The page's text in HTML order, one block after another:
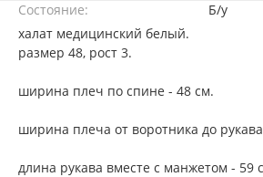
Состояние:
Б/у
халат медицинский белый.
размер 48, рост 3.
ширина плеч по спине - 48 см.
ширина плеча от воротника до
длина рукава вместе с манжетом - 59